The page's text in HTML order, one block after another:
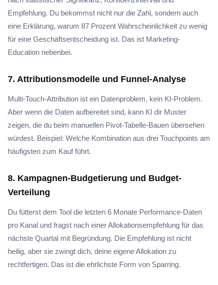
Empfehlung. Du bekommst nicht nur die Zahl, sondern auch
eine Erklärung, warum 87 Prozent Wahrscheinlichkeit zu wenig
für eine Geschäftsentscheidung ist. Das ist Marketing-
Education nebenbei.
7. Attributionsmodelle und Funnel-Analyse
Multi-Touch-Attribution ist ein Datenproblem, kein KI-Problem.
Aber wenn die Daten aufbereitet sind, kann KI dir Muster
zeigen, die du beim manuellen Pivot-Tabelle-Bauen übersehen
würdest. Beispiel: Welche Kombination aus drei Touchpoints am
häufigsten zum Kauf führt.
8. Kampagnen-Budgetierung und Budget-
Verteilung
Du fütterst dem Tool die letzten 6 Monate Performance-Daten
pro Kanal und fragst nach einer Allokationsempfehlung für das
nächste Quartal mit Begründung. Die Empfehlung ist nicht
heilig, aber sie zwingt dich, deine eigene Allokation zu
rechtfertigen. Das ist die ehrlichste Form von Sparring.